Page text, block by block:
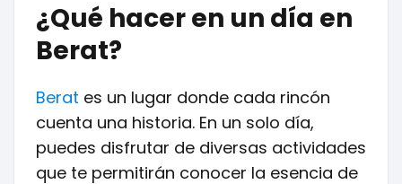
¿Qué hacer en un día en
Berat?
Berat es un lugar donde cada rincón
cuenta una historia. En un solo día,
puedes disfrutar de diversas actividades
que te permitirán conocer la esencia de